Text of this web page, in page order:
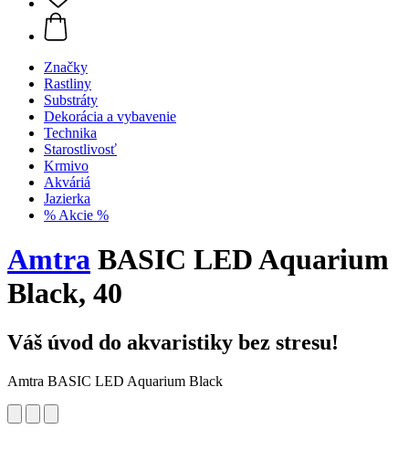
Značky
Rastliny
Substráty
Dekorácia a vybavenie
Technika
Starostlivosť
Krmivo
Akváriá
Jazierka
% Akcie %
Amtra BASIC LED Aquarium
Black, 40
Váš úvod do akvaristiky bez stresu!
Amtra BASIC LED Aquarium Black